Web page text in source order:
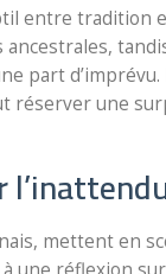
entre tradition
part
réserver une
mettent en